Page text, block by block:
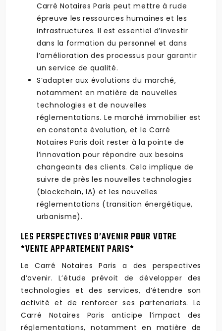
Carré Notaires Paris peut mettre à rude
épreuve les ressources humaines et les
infrastructures. Il est essentiel d’investir
dans la formation du personnel et dans
l’amélioration des processus pour garantir
un service de qualité.
S’adapter aux évolutions du marché,
notamment en matière de nouvelles
technologies et de nouvelles
réglementations. Le marché immobilier est
en constante évolution, et le Carré
Notaires Paris doit rester à la pointe de
l’innovation pour répondre aux besoins
changeants des clients. Cela implique de
suivre de près les nouvelles technologies
(blockchain, IA) et les nouvelles
réglementations (transition énergétique,
urbanisme).
LES PERSPECTIVES D’AVENIR POUR VOTRE
*VENTE APPARTEMENT PARIS*
Le Carré Notaires Paris a des perspectives
d’avenir. L’étude prévoit de développer des
technologies et des services, d’étendre son
activité et de renforcer ses partenariats. Le
Carré Notaires Paris anticipe l’impact des
réglementations, notamment en matière de